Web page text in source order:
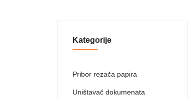
Kategorije
Pribor rezača papira
Uništavač dokumenata